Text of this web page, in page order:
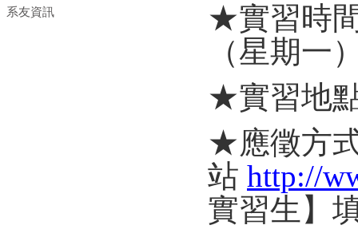
系友資訊
★實習時
（星期一
★實習地
★應徵方
站 http://
實習生】